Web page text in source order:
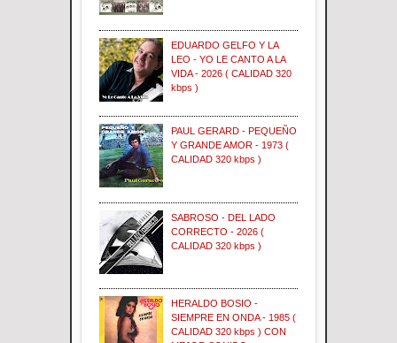
EDUARDO GELFO Y LA
LEO - YO LE CANTO A LA
VIDA - 2026 ( CALIDAD 320
kbps )
PAUL GERARD - PEQUEÑO
Y GRANDE AMOR - 1973 (
CALIDAD 320 kbps )
SABROSO - DEL LADO
CORRECTO - 2026 (
CALIDAD 320 kbps )
HERALDO BOSIO -
SIEMPRE EN ONDA - 1985 (
CALIDAD 320 kbps ) CON